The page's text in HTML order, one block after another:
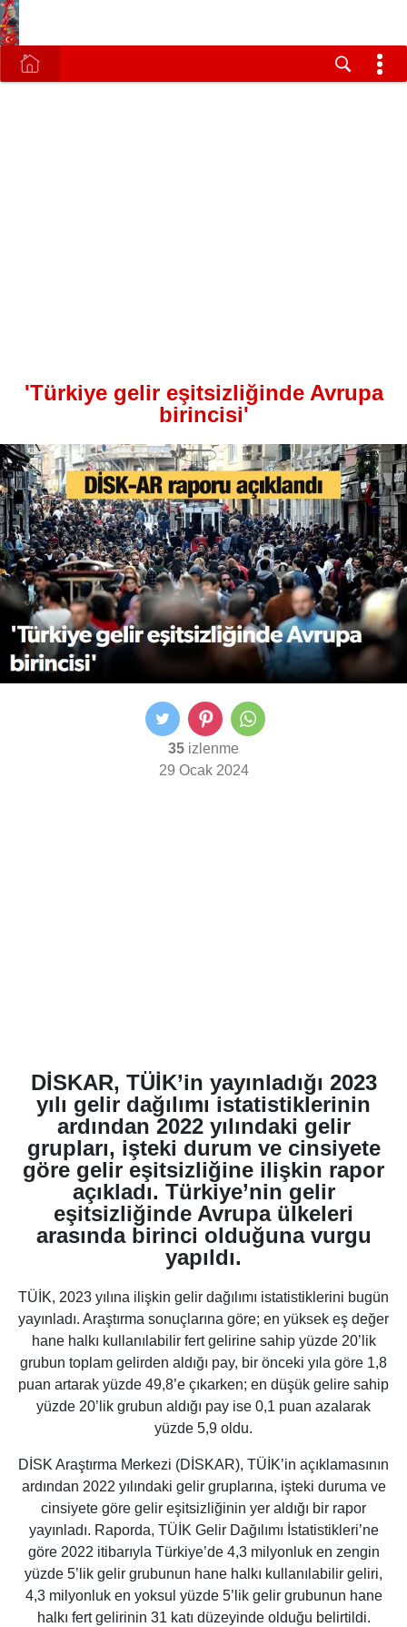
'Türkiye gelir eşitsizliğinde Avrupa
birincisi'
35 izlenme
29 Ocak 2024
DİSKAR, TÜİK’in yayınladığı 2023
yılı gelir dağılımı istatistiklerinin
ardından 2022 yılındaki gelir
grupları, işteki durum ve cinsiyete
göre gelir eşitsizliğine ilişkin rapor
açıkladı. Türkiye’nin gelir
eşitsizliğinde Avrupa ülkeleri
arasında birinci olduğuna vurgu
yapıldı.
TÜİK, 2023 yılına ilişkin gelir dağılımı istatistiklerini bugün
yayınladı. Araştırma sonuçlarına göre; en yüksek eş değer
hane halkı kullanılabilir fert gelirine sahip yüzde 20’lik
grubun toplam gelirden aldığı pay, bir önceki yıla göre 1,8
puan artarak yüzde 49,8’e çıkarken; en düşük gelire sahip
yüzde 20’lik grubun aldığı pay ise 0,1 puan azalarak
yüzde 5,9 oldu.
DİSK Araştırma Merkezi (DİSKAR), TÜİK’in açıklamasının
ardından 2022 yılındaki gelir gruplarına, işteki duruma ve
cinsiyete göre gelir eşitsizliğinin yer aldığı bir rapor
yayınladı. Raporda, TÜİK Gelir Dağılımı İstatistikleri’ne
göre 2022 itibarıyla Türkiye’de 4,3 milyonluk en zengin
yüzde 5’lik gelir grubunun hane halkı kullanılabilir geliri,
4,3 milyonluk en yoksul yüzde 5’lik gelir grubunun hane
halkı fert gelirinin 31 katı düzeyinde olduğu belirtildi.